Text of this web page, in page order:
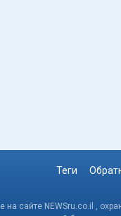
Теги
сайте NEWSru.co.il ,